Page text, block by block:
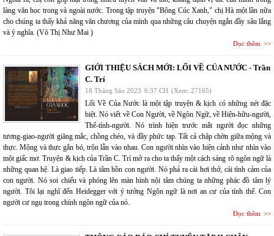
làng văn học trong và ngoài nước. Trong tập truyện "Bông Cúc Xanh," chị Hà một lần nữa
cho chúng ta thấy khả năng văn chương của mình qua những câu chuyện ngắn đầy sâu lắng
và ý nghĩa. (Võ Thị Như Mai )
Đọc thêm
GIỚI THIỆU SÁCH MỚI: LỐI VỀ CỦA NƯỚC - Trần
C. Trí
18 Tháng Sáu 2023 6:37 CH (Xem: 27165)
Lối Về Của Nước là một tập truyện & kịch có những nét đặc
biệt. Nó viết về Con Người, về Ngôn Ngữ, về Hiện-hữu-người,
Thể-tính-người. Nó trình hiện trước mắt người đọc những
tương-giao-người giăng mắc, chồng chéo, và đầy phức tạp. Tất cả chập chờn giữa mộng và
thực. Mộng và thực gắn bó, trộn lẫn vào nhau. Con người nhìn vào hiện cảnh như nhìn vào
một giấc mơ. Truyện & kịch của Trần C. Trí mở ra cho ta thấy một cách sáng rõ ngôn ngữ là
những quan hệ. Là giao tiếp. Là tâm hồn con người. Nó phả ra cái hơi thở, cái tình cảm của
con người. Nó soi chiếu và phóng lên màn hình nội tâm chúng ta những phác đồ tâm lý
người. Tôi lại nghĩ đến Heidegger với ý tưởng Ngôn ngữ là nơi an cư của tính thể. Con
người cư ngụ trong chính ngôn ngữ của nó.
Đọc thêm